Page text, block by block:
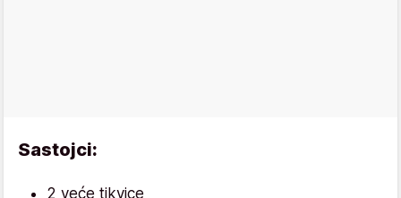
Sastojci:
2 veće tikvice